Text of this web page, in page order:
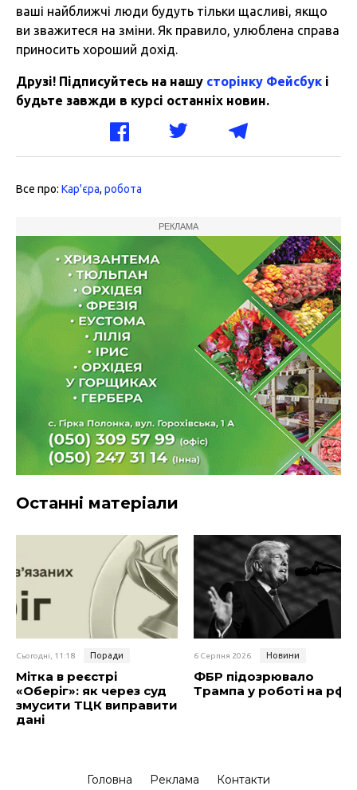
ваші найближчі люди будуть тільки щасливі, якщо
ви зважитеся на зміни. Як правило, улюблена справа
приносить хороший дохід.
Друзі! Підписуйтесь на нашу сторінку Фейсбук і
будьте завжди в курсі останніх новин.
Все про: Кар'єра, робота
РЕКЛАМА
Останні матеріали
Сьогодні, 11:18 Поради
Мітка в реєстрі
«Оберіг»: як через суд
змусити ТЦК виправити
дані
6 Серпня 2026 Новини
ФБР підозрювало
Трампа у роботі на рф
Головна Реклама Контакти